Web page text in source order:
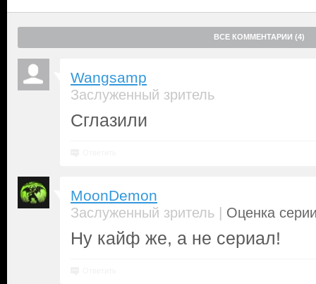
ВСЕ КОММЕНТАРИИ (4)
Wangsamp
Заслуженный зритель
Сглазили
MoonDemon
Заслуженный зритель | Оценка
Ну кайф же, а не сериал!